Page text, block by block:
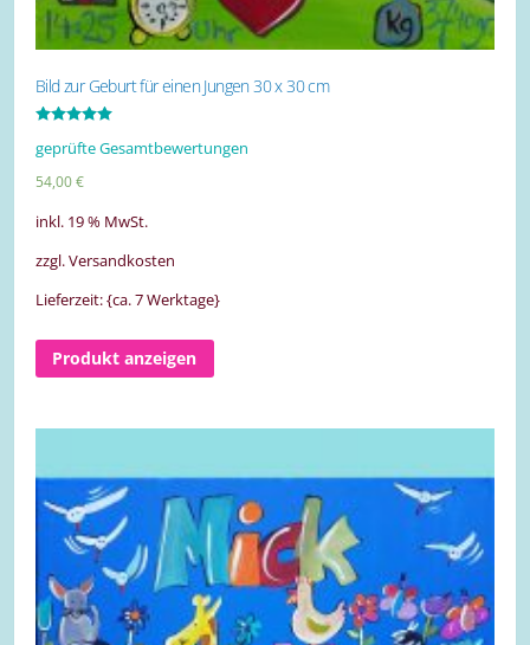
Bild zur Geburt für einen Jungen 30 x 30 cm
5.00
geprüfte Gesamtbewertungen
54,00€
inkl. 19 % MwSt.
zzgl. Versandkosten
Lieferzeit: {ca. 7 Werktage}
Produkt anzeigen